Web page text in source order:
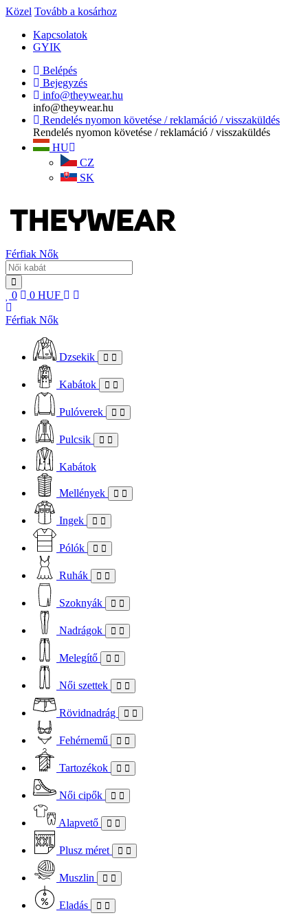
Közel Tovább a kosárhoz
Kapcsolatok
GYIK
Belépés
Bejegyzés
info@theywear.hu
info@theywear.hu
Rendelés nyomon követése / reklamáció / visszaküldés
Rendelés nyomon követése / reklamáció / visszaküldés
HU
CZ
SK
Férfiak Nők
0 0 HUF
Férfiak Nők
Dzsekik
Kabátok
Pulóverek
Pulcsik
Kabátok
Mellények
Ingek
Pólók
Ruhák
Szoknyák
Nadrágok
Melegítő
Női szettek
Rövidnadrág
Fehérnemű
Tartozékok
Női cipők
Alapvető
Plusz méret
Muszlin
Eladás